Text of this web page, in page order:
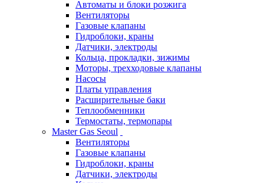
Автоматы и блоки розжига
Вентиляторы
Газовые клапаны
Гидроблоки, краны
Датчики, электроды
Кольца, прокладки, зижимы
Моторы, трехходовые клапаны
Насосы
Платы управления
Расширительные баки
Теплообменники
Термостаты, термопары
Master Gas Seoul
Вентиляторы
Газовые клапаны
Гидроблоки, краны
Датчики, электроды